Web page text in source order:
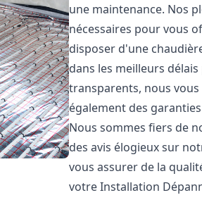
une maintenance. Nos
nécessaires pour vous
disposer d'une
dans les meilleurs
transparents, nous
également des
Nous sommes fiers de
des avis élogieux sur
vous assurer de la
votre Installation